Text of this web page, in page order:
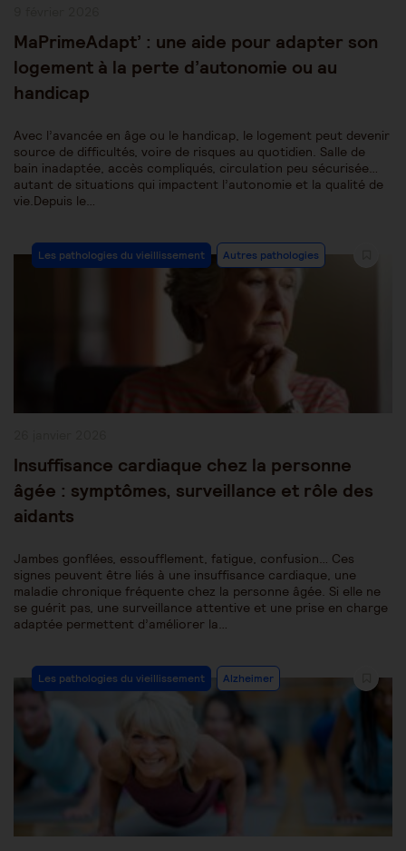
MaPrimeAdapt’ : une aide pour adapter son
logement à la perte d’autonomie ou au
handicap
Avec l’avancée en âge ou le handicap, le logement peut devenir
source de difficultés, voire de risques au quotidien. Salle de
bain inadaptée, accès compliqués, circulation peu sécurisée…
autant de situations qui impactent l’autonomie et la qualité de
vie.Depuis le…
Post
Category:
Les pathologies du vieillissement Autres pathologies
Insuffisance cardiaque chez la personne
âgée : symptômes, surveillance et rôle des
aidants
Jambes gonflées, essoufflement, fatigue, confusion… Ces
signes peuvent être liés à une insuffisance cardiaque, une
maladie chronique fréquente chez la personne âgée. Si elle ne
se guérit pas, une surveillance attentive et une prise en charge
adaptée permettent d’améliorer la…
Post
Category:
Les pathologies du vieillissement Alzheimer